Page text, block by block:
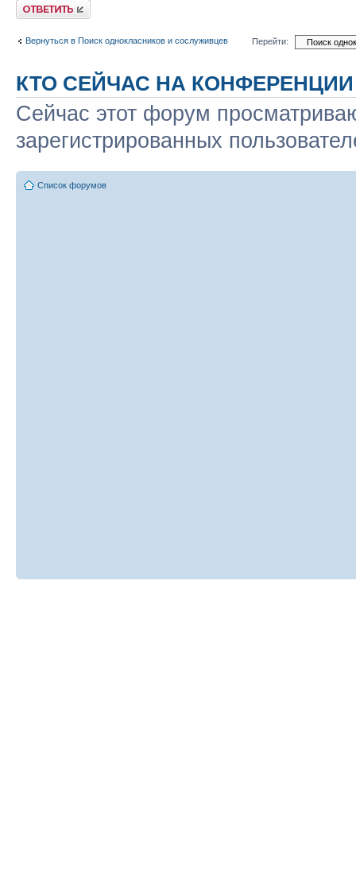
Ответить
Вернуться в Поиск однокласников и сослуживцев Перейти:
КТО СЕЙЧАС НА КОНФЕРЕНЦИИ
Сейчас этот форум
зарегистрированных
Список форумов